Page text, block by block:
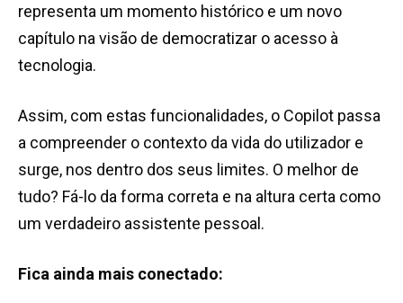
representa um momento histórico e um novo
capítulo na visão de democratizar o acesso à
tecnologia.
Assim, com estas funcionalidades, o Copilot passa
a compreender o contexto da vida do utilizador e
surge, nos dentro dos seus limites. O melhor de
tudo? Fá-lo da forma correta e na altura certa como
um verdadeiro assistente pessoal.
Fica ainda mais conectado: